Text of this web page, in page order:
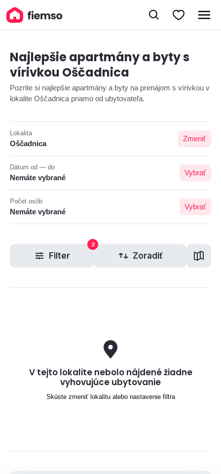
Najlepšie apartmány a byty s
vírivkou Oščadnica
Pozrite si najlepšie apartmány a byty na prenájom s vírivkou v
lokalite Oščadnica priamo od ubytovateľa.
Lokalita
Oščadnica
Zmeniť
Dátum od — do
Nemáte vybrané
Vybrať
Počet osôb
Nemáte vybrané
Vybrať
Filter
2
Zoradiť
V tejto lokalite nebolo nájdené žiadne
vyhovujúce ubytovanie
Skúste zmeniť lokalitu alebo nastavenie filtra